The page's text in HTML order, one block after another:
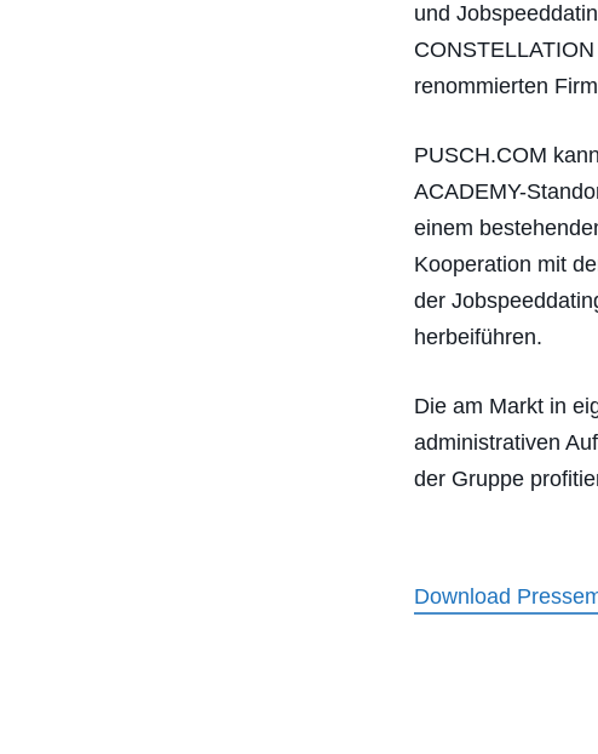
und
renommierten
PUSCH.COM
ACADEMY-
einem
Kooperation mit
der
herbeiführen.
Die am Markt in
administrativen
der Gruppe
Download